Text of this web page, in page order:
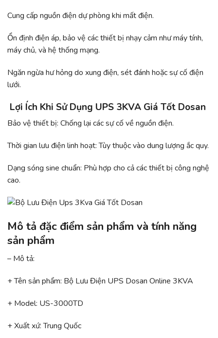
Cung cấp nguồn điện dự phòng khi mất điện.
Ổn định điện áp, bảo vệ các thiết bị nhạy cảm như máy tính,
máy chủ, và hệ thống mạng.
Ngăn ngừa hư hỏng do xung điện, sét đánh hoặc sự cố điện
lưới.
Lợi Ích Khi Sử Dụng UPS 3KVA Giá Tốt Dosan
Bảo vệ thiết bị: Chống lại các sự cố về nguồn điện.
Thời gian lưu điện linh hoạt: Tùy thuộc vào dung lượng ắc quy.
Dạng sóng sine chuẩn: Phù hợp cho cả các thiết bị công nghệ
cao.
Mô tả đặc điểm sản phẩm và tính năng
sản phẩm
– Mô tả:
+ Tên sản phẩm: Bộ Lưu Điện UPS Dosan Online 3KVA
+ Model: US-3000TD
+ Xuất xứ: Trung Quốc